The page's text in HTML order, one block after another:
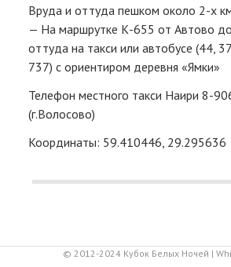
Вруда и оттуда пешком около 2-х
— На маршрутке К-655 от Автово
оттуда на такси или автобусе (44,
737) с ориентиром деревня «Ямки»
Телефон местного такси Наири 8-
(г.Волосово)
Координаты: 59.410446, 29.295636
© 2012-2024 Кубок Белых Ночей |